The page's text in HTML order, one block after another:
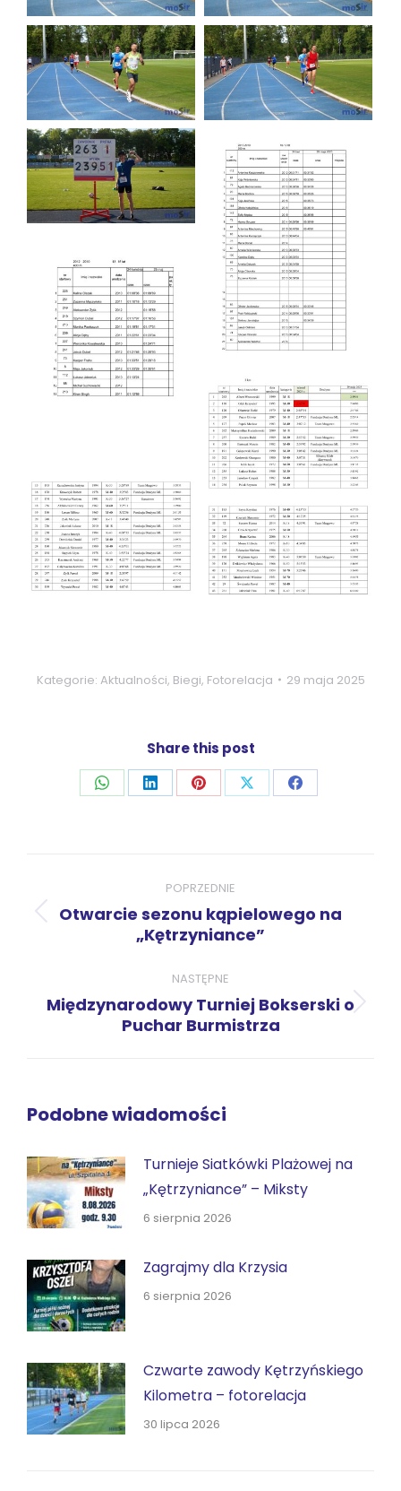
Kategorie: Aktualności, Biegi, Fotorelacja 29 maja 2025
Share this post
UdostępnijUdostępnijUdostępnijUdostępnijUdostępnij
POPRZEDNIE
Poprzedni
wpis:
Otwarcie sezonu kąpielowego na
„Kętrzyniance”
NASTĘPNE
Następny
wpis:
Międzynarodowy Turniej Bokserski o
Puchar Burmistrza
Podobne wiadomości
Turnieje Siatkówki Plażowej na
„Kętrzyniance” – Miksty
6 sierpnia 2026
Zagrajmy dla Krzysia
6 sierpnia 2026
Czwarte zawody Kętrzyńskiego
Kilometra – fotorelacja
30 lipca 2026